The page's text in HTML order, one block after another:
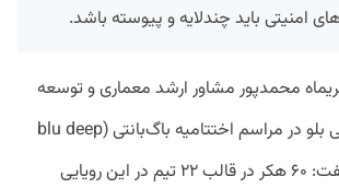
امنیتی باید چندلایه و پیوسته باشد.
محمدپور مشاور ارشد معماری و توسعه
راهکارهای نوین بانکی بلو در مراسم اختتامیه باگ‌بانتی (blu deep
dive)در این رابطه گفت: ۶۰ هکر در قالب ۲۲ تیم در این رویایی